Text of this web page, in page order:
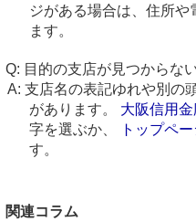
ジがある場合は、住所
ます。
目的の支店が見つからな
支店名の表記ゆれや別の
があります。 大阪信用
字を選ぶか、
トップペー
す。
関連コラム